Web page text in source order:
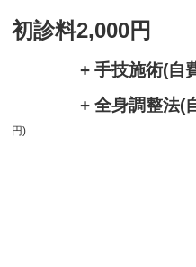
初診料2,000円
+ 手技施術(自
+ 全身調整法(自
円)